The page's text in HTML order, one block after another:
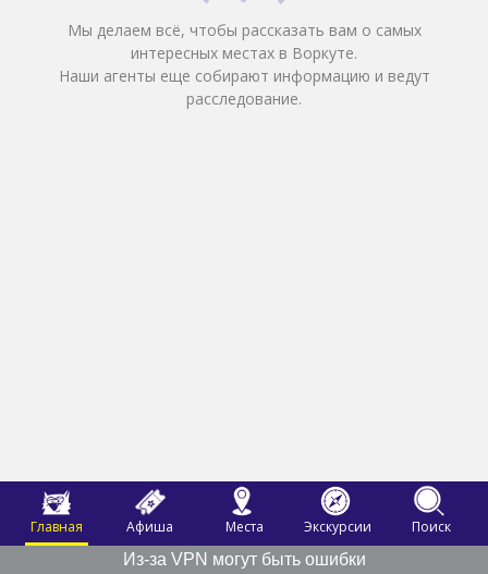
Главная Афиша Места Экскурсии
Поиск
Из-за VPN могут быть ошибки
Мы делаем всё, чтобы рассказать вам о самых
интересных местах в Воркуте.
Наши агенты еще собирают информацию и ведут
расследование.